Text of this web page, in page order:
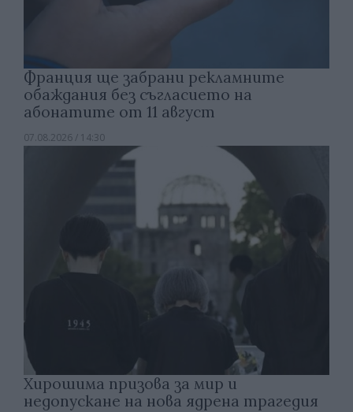
Франция ще забрани рекламните
обаждания без съгласието на
абонатите от 11 август
07.08.2026 / 14:30
Хирошима призова за мир и
недопускане на нова ядрена трагедия